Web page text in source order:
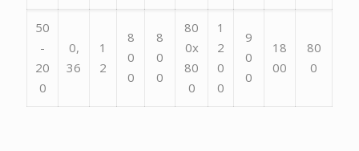
50
-
20
0
0,
36
1
2
8
0
0
8
0
0
80
0x
80
0
1
2
0
0
9
0
0
18
00
80
0